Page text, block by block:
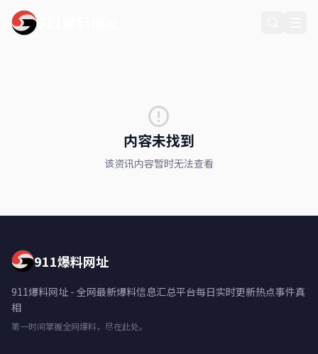
内容未找到
该资讯内容暂时无法查看
911爆料网址
911爆料网址 - 全网最新爆料信息汇总平台每日实时更新热点事件真
相
第一时间掌握全网爆料，尽在此处。